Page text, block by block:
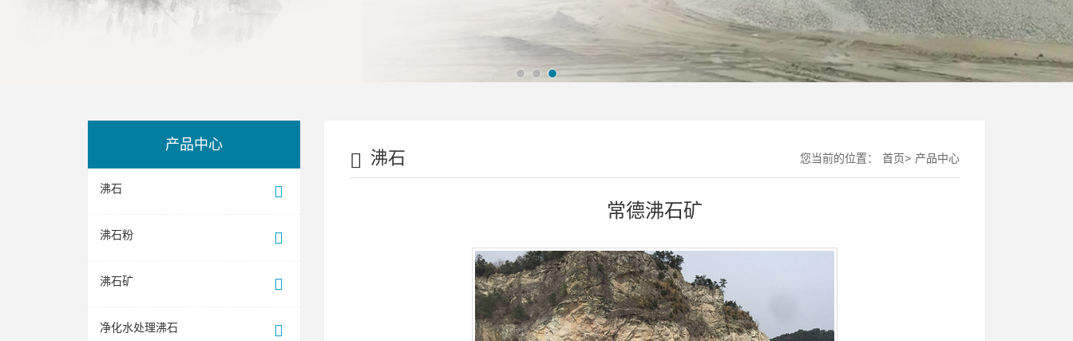
产品中心
沸石
沸石粉
沸石矿
净化水处理沸石
沸石 您当前的位置： 首页> 产品中心
常德沸石矿